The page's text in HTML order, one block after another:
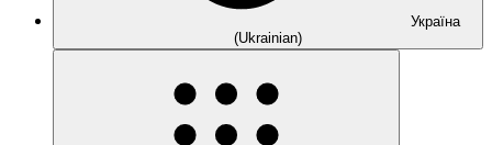
Україна
(Ukrainian)